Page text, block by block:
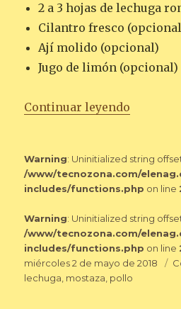
2 a 3 hojas de lechuga
Cilantro fresco
Ají molido (opcional)
Jugo de limón (opcional)
Continuar leyendo
Warning: Uninitialized string offset
/www/tecnozona.com/
includes/functions.php on line
Warning: Uninitialized string offset
/www/tecnozona.com/
includes/functions.php on line
Publicado
el
miércoles 2 de mayo de 2018
lechuga, mostaza, pollo